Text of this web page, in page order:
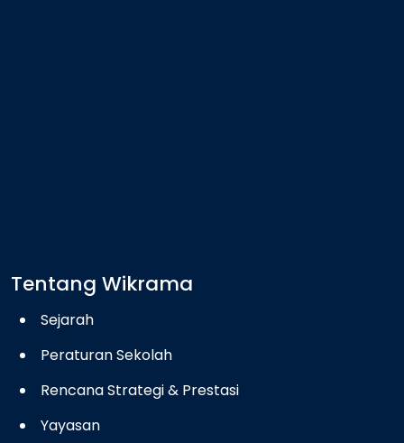
Tentang Wikrama
Sejarah
Peraturan Sekolah
Rencana Strategi & Prestasi
Yayasan